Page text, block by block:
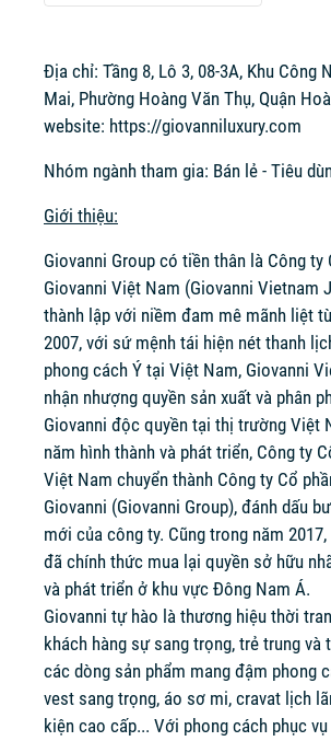
Địa chỉ: Tầng 8, Lô 3, 08-3A, Khu Công
Mai, Phường Hoàng Văn Thụ, Quận
website: https://giovanniluxury.com
Nhóm ngành tham gia: Bán lẻ - Tiêu
Giới thiệu:
Giovanni Group có tiền thân là Công ty
Giovanni Việt Nam (Giovanni Vietnam
thành lập với niềm đam mê mãnh liệt
2007, với sứ mệnh tái hiện nét thanh
phong cách Ý tại Việt Nam, Giovanni
nhận nhượng quyền sản xuất và phân
Giovanni độc quyền tại thị trường Việt
năm hình thành và phát triển, Công ty
Việt Nam chuyển thành Công ty Cổ
Giovanni (Giovanni Group), đánh dấu
mới của công ty. Cũng trong năm
đã chính thức mua lại quyền sở hữu
và phát triển ở khu vực Đông Nam Á.
Giovanni tự hào là thương hiệu thời
khách hàng sự sang trọng, trẻ trung và
các dòng sản phẩm mang đậm phong
vest sang trọng, áo sơ mi, cravat lịch
kiện cao cấp... Với phong cách phục